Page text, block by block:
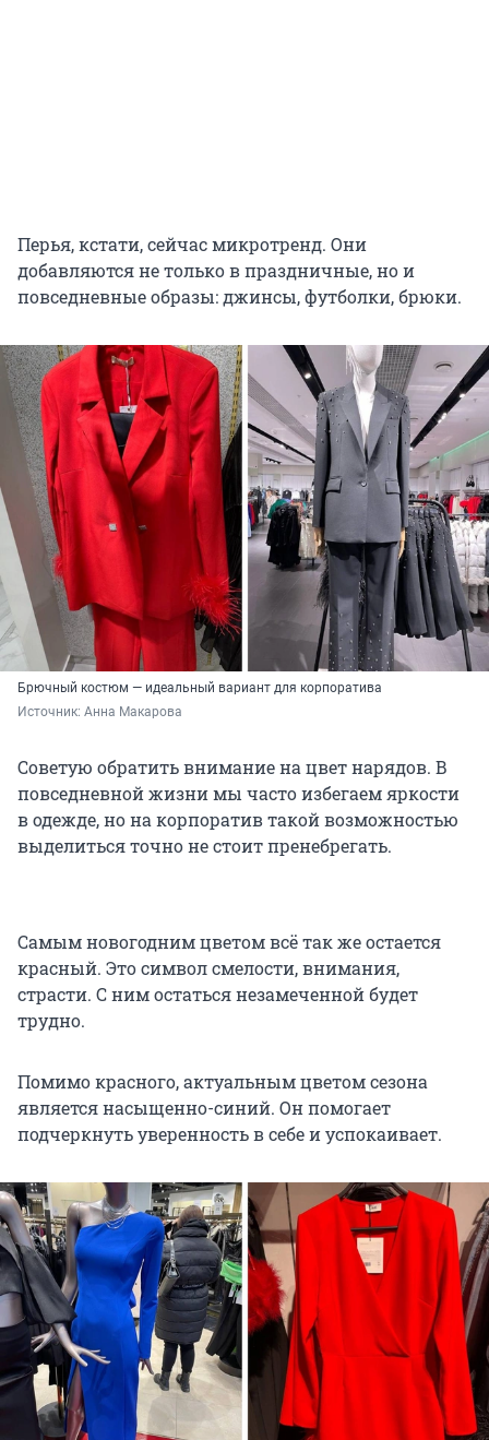
Перья, кстати, сейчас микротренд. Они
добавляются не только в праздничные, но и
повседневные образы: джинсы, футболки, брюки.
Брючный костюм — идеальный вариант для корпоратива
Источник: Анна Макарова
Советую обратить внимание на цвет нарядов. В
повседневной жизни мы часто избегаем яркости
в одежде, но на корпоратив такой возможностью
выделиться точно не стоит пренебрегать.
Самым новогодним цветом всё так же остается
красный. Это символ смелости, внимания,
страсти. С ним остаться незамеченной будет
трудно.
Помимо красного, актуальным цветом сезона
является насыщенно-синий. Он помогает
подчеркнуть уверенность в себе и успокаивает.